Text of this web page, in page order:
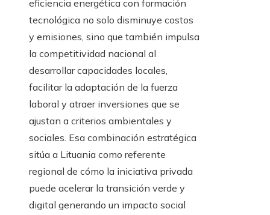
eficiencia energética con formación
tecnológica no solo disminuye costos
y emisiones, sino que también impulsa
la competitividad nacional al
desarrollar capacidades locales,
facilitar la adaptación de la fuerza
laboral y atraer inversiones que se
ajustan a criterios ambientales y
sociales. Esa combinación estratégica
sitúa a Lituania como referente
regional de cómo la iniciativa privada
puede acelerar la transición verde y
digital generando un impacto social